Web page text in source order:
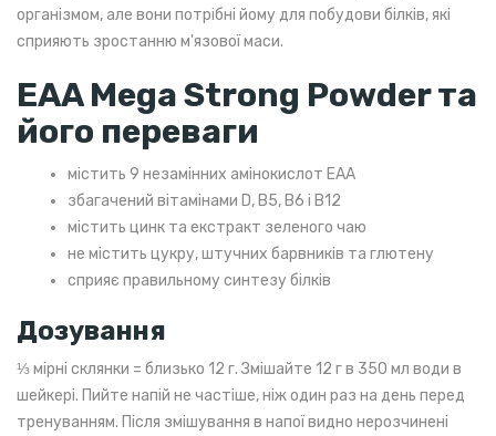
організмом, але вони потрібні йому для побудови білків, які
сприяють зростанню м'язової маси.
EAA Mega Strong Powder та
його переваги
містить 9 незамінних амінокислот EAA
збагачений вітамінами D, B5, B6 і B12
містить цинк та екстракт зеленого чаю
не містить цукру, штучних барвників та глютену
сприяє правильному синтезу білків
Дозування
⅓ мірні склянки = близько 12 г. Змішайте 12 г в 350 мл води в
шейкері. Пийте напій не частіше, ніж один раз на день перед
тренуванням. Після змішування в напої видно нерозчинені